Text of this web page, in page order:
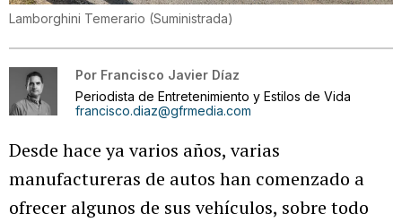
Lamborghini Temerario (Suministrada)
Por Francisco Javier Díaz
Periodista de Entretenimiento y Estilos de Vida
francisco.diaz@gfrmedia.com
Desde hace ya varios años, varias
manufactureras de autos han comenzado a
ofrecer algunos de sus vehículos, sobre todo